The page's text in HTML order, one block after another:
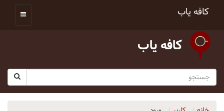
کافه یاب
کافه یاب